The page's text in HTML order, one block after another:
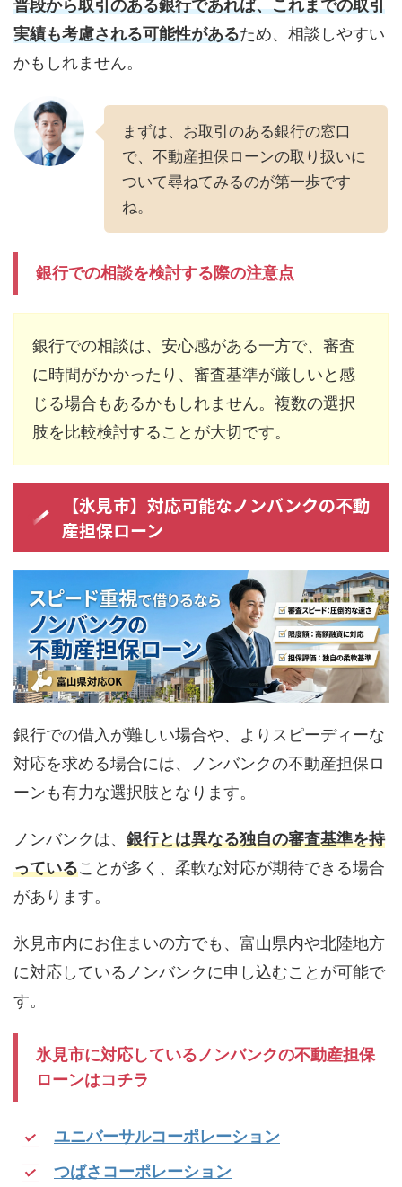
普段から取引のある銀行であれば、これまでの取引
実績も考慮される可能性があるため、相談しやすい
かもしれません。
まずは、お取引のある銀行の窓口
で、不動産担保ローンの取り扱いに
ついて尋ねてみるのが第一歩です
ね。
銀行での相談を検討する際の注意点
銀行での相談は、安心感がある一方で、審査
に時間がかかったり、審査基準が厳しいと感
じる場合もあるかもしれません。複数の選択
肢を比較検討することが大切です。
【氷見市】対応可能なノンバンクの不動
産担保ローン
銀行での借入が難しい場合や、よりスピーディーな
対応を求める場合には、ノンバンクの不動産担保ロ
ーンも有力な選択肢となります。
ノンバンクは、 銀行とは異なる独自の審査基準を持
っていることが多く、柔軟な対応が期待できる場合
があります。
氷見市内にお住まいの方でも、富山県内や北陸地方
に対応しているノンバンクに申し込むことが可能で
す。
氷見市に対応しているノンバンクの不動産担保
ローンはコチラ
ユニバーサルコーポレーション
つばさコーポレーション